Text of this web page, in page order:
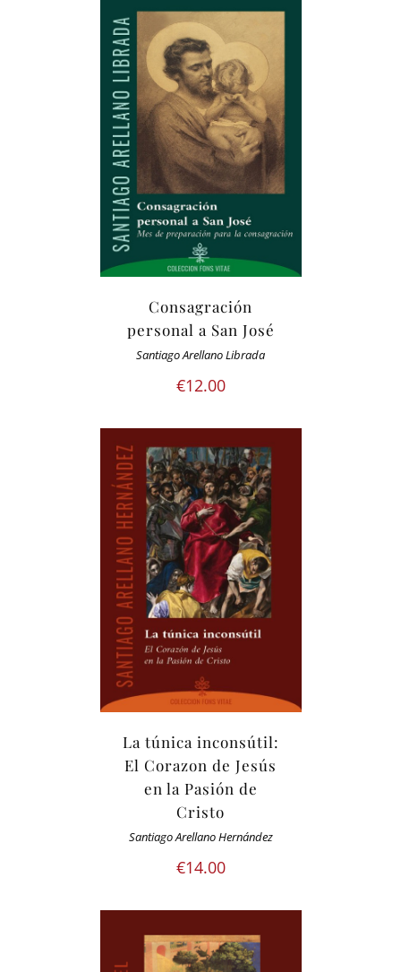
Consagración
personal a San José
Santiago Arellano Librada
€12.00
La túnica inconsútil:
El Corazon de Jesús
en la Pasión de
Cristo
Santiago Arellano Hernández
€14.00